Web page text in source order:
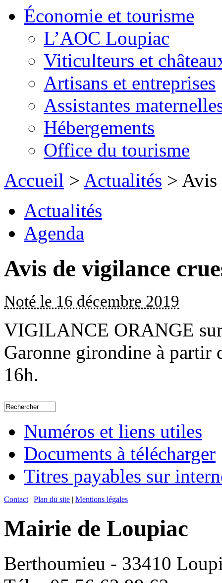
Économie et tourisme
L’AOC Loupiac
Viticulteurs et
Artisans et entreprises
Assistantes
Hébergements
Office du tourisme
Accueil > Actualités > Avis
Actualités
Agenda
Avis de vigilance
Noté le 16 décembre 2019
VIGILANCE ORANGE sur
Garonne girondine à partir
16h.
Numéros et liens utiles
Documents à télécharger
Titres payables sur
Contact | Plan du site | Mentions légales
Mairie de Loupiac
Berthoumieu - 33410